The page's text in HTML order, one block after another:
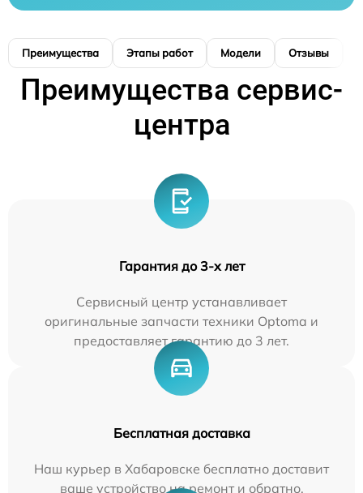
Преимущества Этапы работ Модели Отзывы
Преимущества сервис-
центра
Гарантия до 3-х лет
Сервисный центр устанавливает
оригинальные запчасти техники Optoma и
предоставляет гарантию до 3 лет.
Бесплатная доставка
Наш курьер в Хабаровске бесплатно доставит
ваше устройство на ремонт и обратно.